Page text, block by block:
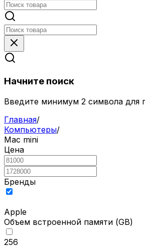
Начните поиск
Введите минимум 2 символа для
Главная/
Компьютеры/
Mac mini
Цена
Бренды
Apple
Объем встроенной памяти (GB)
256